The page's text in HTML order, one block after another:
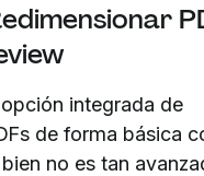
integrada de
de forma básica
no es tan